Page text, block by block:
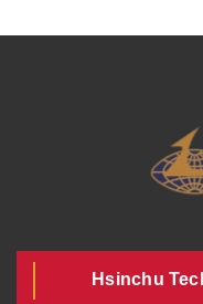
Hsinchu